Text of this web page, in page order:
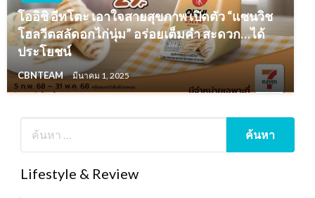
โออิชิ อีทโตะ เอาใจสายสุขภาพ เปิดตัว “แซนวิช
โฮลวีตสลัดอกไก่นุ่ม” อร่อยเต็มคำ สะดวก…ได้
ประโยชน์
CBNTEAM มีนาคม 1, 2025
Lifestyle & Review